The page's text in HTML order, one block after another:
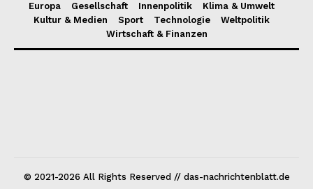
Europa Gesellschaft Innenpolitik
Klima & Umwelt
Kultur & Medien
Sport Technologie
Weltpolitik
Wirtschaft & Finanzen
© 2021-2026 All Rights Reserved // das-nachrichtenblatt.de